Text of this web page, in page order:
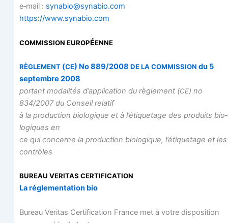
e‑mail : synabio@synabio.com
https://www.synabio.com
COMMISSION EUROPÉENNE
RÈGLEMENT(CE) No 889/2008 DELA COMMISSION du 5
sep­tembre 2008
por­tant moda­li­tés d’ap­pli­ca­tion du règle­ment (CE) no
834/2007 du Conseil relatif
à la pro­duc­tion bio­lo­gique et à l’é­ti­que­tage des pro­duits bio­
lo­giques en
ce qui concerne la pro­duc­tion bio­lo­gique, l’é­ti­que­tage et les
contrôles
BUREAU VERITAS CERTIFICATION
La régle­men­ta­tion bio
Bureau Veri­tas Cer­ti­fi­ca­tion France met à votre dis­po­si­tion